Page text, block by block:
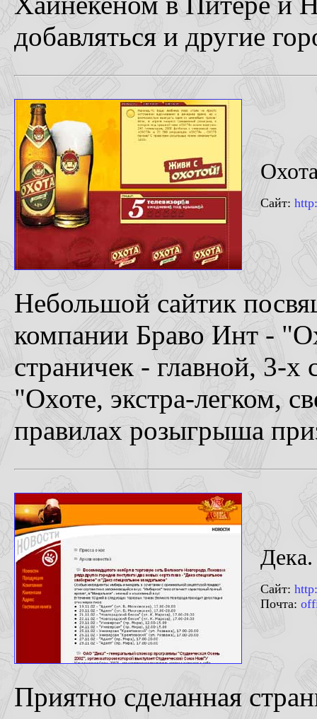
добавляться и другие
Сайт:
Небольшой сайтик
компании Браво Инт -
страничек - главной, 3-
"Охоте, экстра-легком,
правилах розыгрыша
Дека.
Сайт:
Почта:
Приятно сделанная